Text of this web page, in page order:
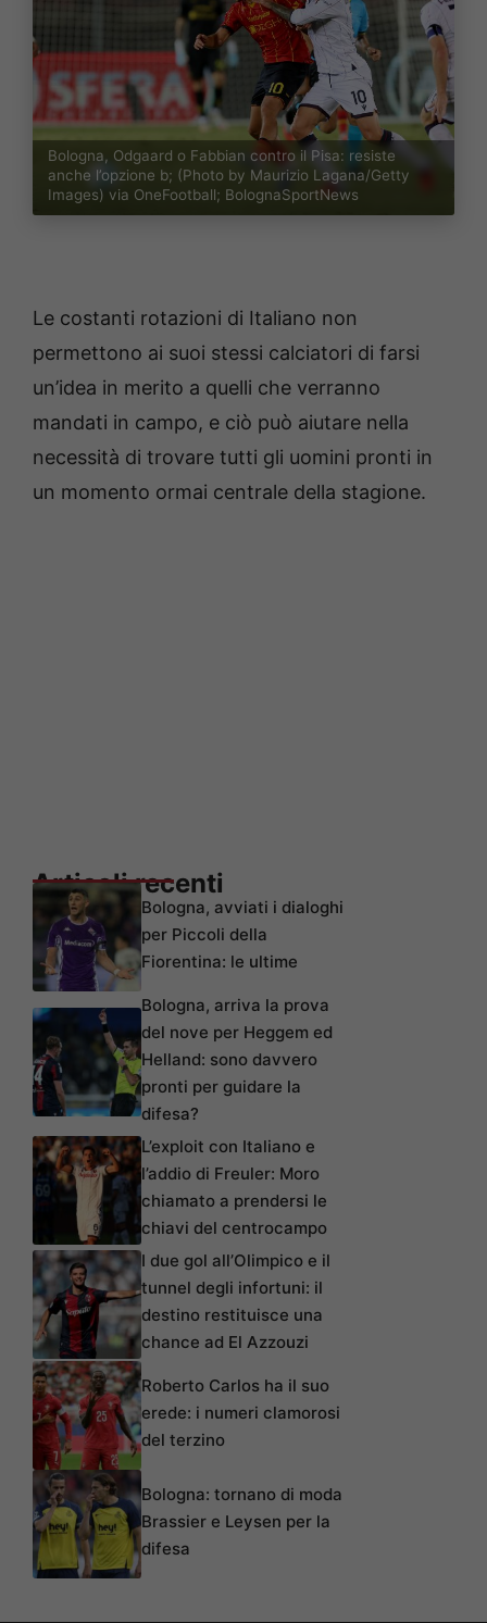
Bologna, Odgaard o Fabbian contro il Pisa: resiste
anche l’opzione b; (Photo by Maurizio Lagana/Getty
Images) via OneFootball; BolognaSportNews
Le costanti rotazioni di Italiano non
permettono ai suoi stessi calciatori di farsi
un’idea in merito a quelli che verranno
mandati in campo, e ciò può aiutare nella
necessità di trovare tutti gli uomini pronti in
un momento ormai centrale della stagione.
Articoli recenti
Bologna, avviati i dialoghi
per Piccoli della
Fiorentina: le ultime
Bologna, arriva la prova
del nove per Heggem ed
Helland: sono davvero
pronti per guidare la
difesa?
L’exploit con Italiano e
l’addio di Freuler: Moro
chiamato a prendersi le
chiavi del centrocampo
I due gol all’Olimpico e il
tunnel degli infortuni: il
destino restituisce una
chance ad El Azzouzi
Roberto Carlos ha il suo
erede: i numeri clamorosi
del terzino
Bologna: tornano di moda
Brassier e Leysen per la
difesa